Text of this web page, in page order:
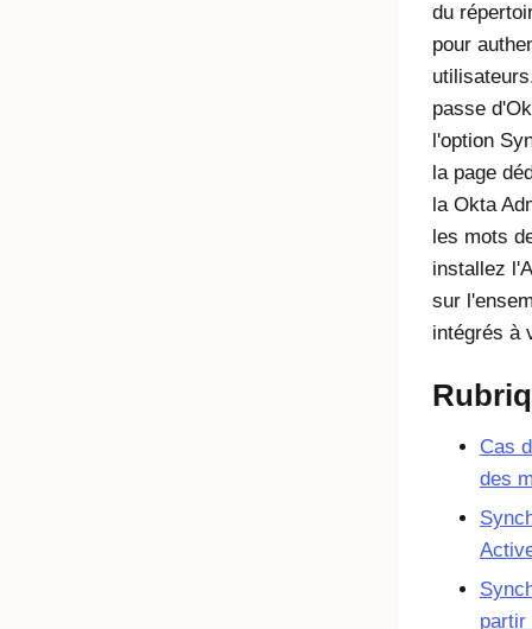
du
pour
passe d'
l'option
la page
la Okta
les mots
installez l'
sur
intégrés à
Cas
des